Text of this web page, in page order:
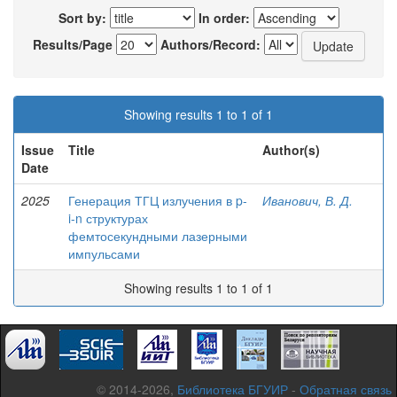
Sort by:
In order:
Results/Page
Authors/Record:
Showing results 1 to 1 of 1
Issue
Date
Title Author(s)
2025
Генерация ТГЦ излучения в p-
i-n структурах
фемтосекундными лазерными
импульсами
Иванович, В. Д.
Showing results 1 to 1 of 1
© 2014-2026, Библиотека БГУИР - Обратная связь